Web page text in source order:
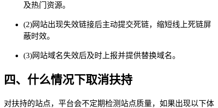
及热门资源。
(2)网站出现失效链接后主动提交死链，缩短线上死链屏
蔽时效。
(3)网站域名失效后及时上报并提供替换域名。
四、什么情况下取消扶持
对扶持的站点，平台会不定期检测站点质量，如果出现以下体